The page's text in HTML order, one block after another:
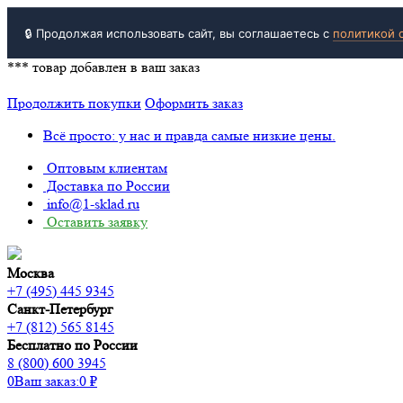
🔒 Продолжая использовать сайт, вы соглашаетесь с политикой
*** товар добавлен в ваш заказ
Продолжить покупки Оформить заказ
Всё просто: у нас и правда самые низкие цены.
Оптовым клиентам
Доставка по России
info@1-sklad.ru
Оставить заявку
Москва
+7 (495) 445 9345
Санкт-Петербург
+7 (812) 565 8145
Бесплатно по России
8 (800) 600 3945
0Ваш заказ:0 ₽